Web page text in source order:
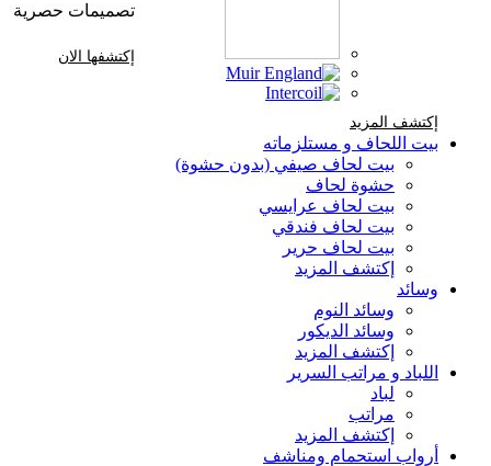
إكتشف المزيد
تصميمات حصرية
إكتشفها الان
بيت اللحاف و مستلزماته
بيت لحاف صيفي (بدون حشوة)
حشوة لحاف
بيت لحاف عرايسي
بيت لحاف فندقي
بيت لحاف حرير
إكتشف المزيد
وسائد
وسائد النوم
وسائد الديكور
إكتشف المزيد
اللباد و مراتب السرير
لباد
مراتب
إكتشف المزيد
أرواب استحمام ومناشف